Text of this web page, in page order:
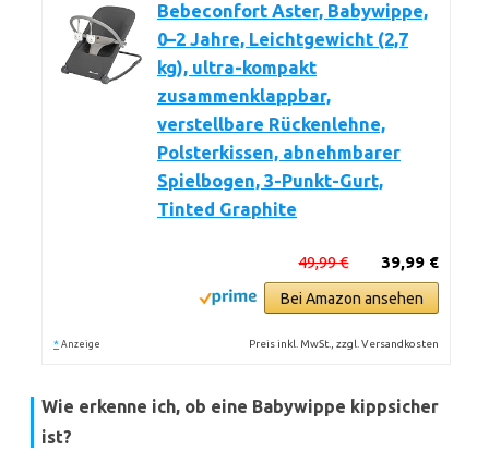
Bebeconfort Aster, Babywippe,
0–2 Jahre, Leichtgewicht (2,7
kg), ultra-kompakt
zusammenklappbar,
verstellbare Rückenlehne,
Polsterkissen, abnehmbarer
Spielbogen, 3-Punkt-Gurt,
Tinted Graphite
39,99 €
49,99 €
Bei Amazon ansehen
* Anzeige Preis inkl. MwSt., zzgl. Versandkosten
Wie erkenne ich, ob eine Babywippe kippsicher
ist?